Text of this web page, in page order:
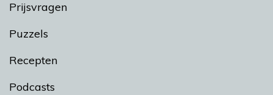
Prijsvragen
Puzzels
Recepten
Podcasts